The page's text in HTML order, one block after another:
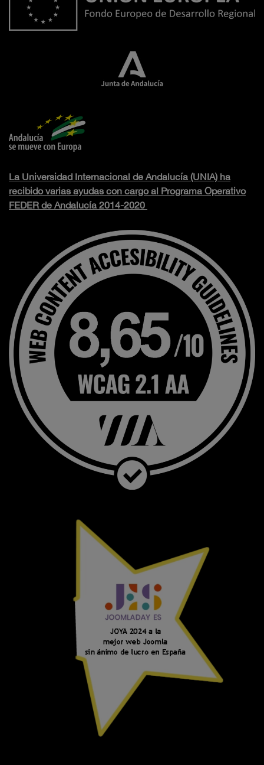
La Universidad Internacional de Andalucía (UNIA) ha
recibido varias ayudas con cargo al Programa Operativo
FEDER de Andalucía 2014-2020